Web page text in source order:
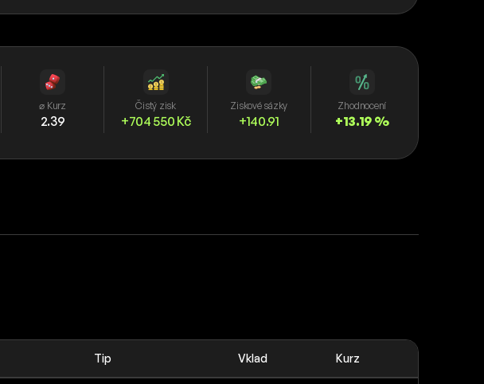
⌀ Kurz
2.39
Čistý zisk
+704 550 Kč
Ziskové sázky
+140.91
Zhodnocení
+13.19 %
Tip Vklad Kurz